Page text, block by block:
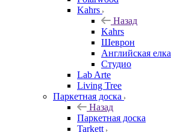
Kahrs
Назад
Kahrs
Шеврон
Английская елка
Студио
Lab Arte
Living Tree
Паркетная доска
Назад
Паркетная доска
Tarkett